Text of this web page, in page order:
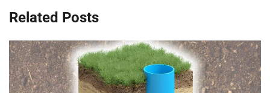
Related Posts